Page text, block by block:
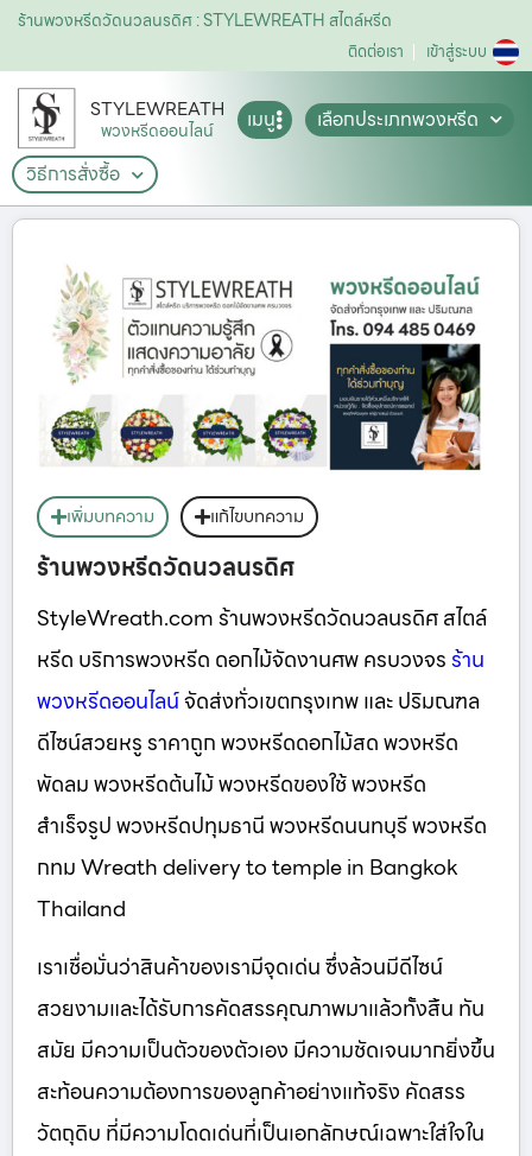
ร้านพวงหรีดวัดนวลนรดิศ : STYLEWREATH สไตล์หรีด
ติดต่อเรา เข้าสู่ระบบ
STYLEWREATH
พวงหรีดออนไลน์ เมนู
เลือกประเภทพวงหรีด
วิธีการสั่งซื้อ
เพิ่มบทความ แก้ไขบทความ
ร้านพวงหรีดวัดนวลนรดิศ
StyleWreath.com ร้านพวงหรีดวัดนวลนรดิศ สไตล์
หรีด บริการพวงหรีด ดอกไม้จัดงานศพ ครบวงจรร้าน
พวงหรีดออนไลน์จัดส่งทั่วเขตกรุงเทพ และ ปริมณฑล
ดีไซน์สวยหรู ราคาถูก พวงหรีดดอกไม้สด พวงหรีด
พัดลม พวงหรีดต้นไม้ พวงหรีดของใช้ พวงหรีด
สำเร็จรูป พวงหรีดปทุมธานี พวงหรีดนนทบุรี พวงหรีด
กทม Wreath delivery to temple in Bangkok
Thailand
เราเชื่อมั่นว่าสินค้าของเรามีจุดเด่น ซึ่งล้วนมีดีไซน์
สวยงามและได้รับการคัดสรรคุณภาพมาแล้วทั้งสิ้น ทัน
สมัย มีความเป็นตัวของตัวเอง มีความชัดเจนมากยิ่งขึ้น
สะท้อนความต้องการของลูกค้าอย่างแท้จริง คัดสรร
วัตถุดิบ ที่มีความโดดเด่นที่เป็นเอกลักษณ์เฉพาะใส่ใจใน